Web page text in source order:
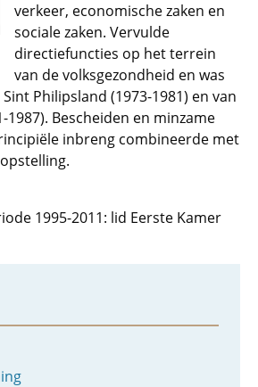
verkeer, economische zaken en
sociale zaken. Vervulde
directiefuncties op het terrein
van de volksgezondheid en was
Philipsland (1973-1981) en van
1987). Bescheiden en minzame
inbreng combineerde met
1995-2011: lid Eerste Kamer